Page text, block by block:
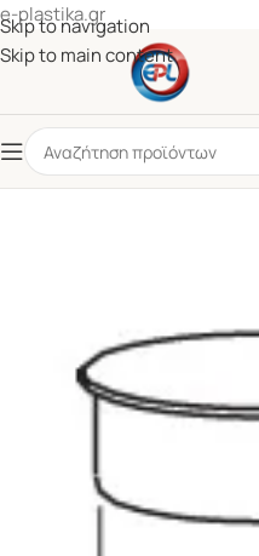
e-plastika.gr
Skip to navigation
Skip to main content